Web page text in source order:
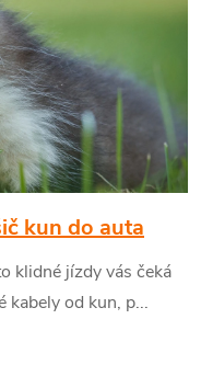
kun do auta
klidné jízdy vás čeká
kabely od kun, p...